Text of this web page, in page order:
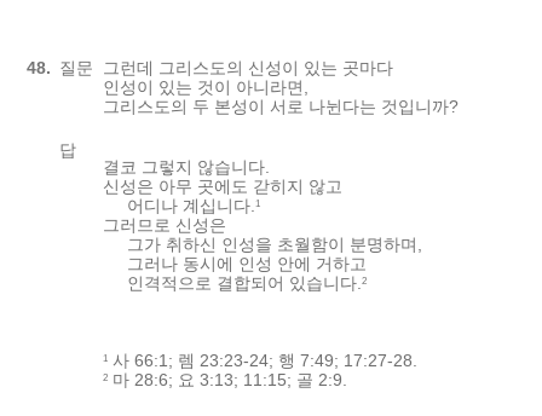
48. 질문
그런데 그리스도의 신성이 있는 곳마다
인성이 있는 것이 아니라면,
그리스도의 두 본성이 서로 나뉜다는 것입니까?
답
결코 그렇지 않습니다.
신성은 아무 곳에도 갇히지 않고
어디나 계십니다. 1
그러므로 신성은
그가 취하신 인성을 초월함이 분명하며,
그러나 동시에 인성 안에 거하고
인격적으로 결합되어 있습니다. 2
1 사 66:1; 렘 23:23-24; 행 7:49; 17:27-28.
2 마 28:6; 요 3:13; 11:15; 골 2:9.